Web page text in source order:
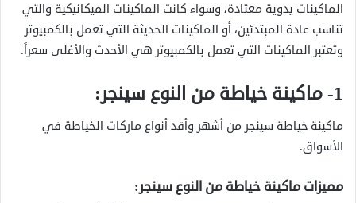
الماكينات يدوية معتادة، وسواء كانت الماكينات الميكانيكية والتي
تناسب عادة المبتدئين، أو الماكينات الحديثة التي تعمل بالكمبيوتر
وتعتبر الماكينات التي تعمل بالكمبيوتر هي الأحدث والأغلى سعراً.
1- ماكينة خياطة من النوع سينجر:
ماكينة خياطة سينجر من أشهر وأقد أنواع ماركات الخياطة في
الأسواق.
مميزات ماكينة خياطة من النوع سينجر: